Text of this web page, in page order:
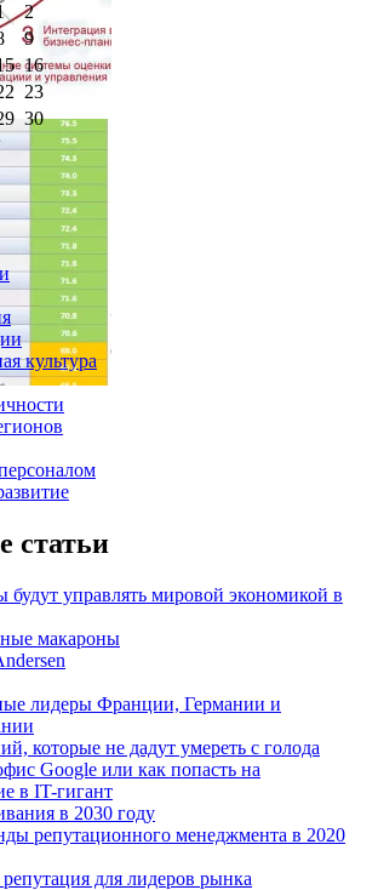
2
9
16
23
30
культура
статьи
будут управлять мировой экономикой в
макароны
лидеры Франции, Германии и
которые не дадут умереть с голода
Google или как попасть на
в IT-гигант
в 2030 году
репутационного менеджмента в 2020
репутация для лидеров рынка